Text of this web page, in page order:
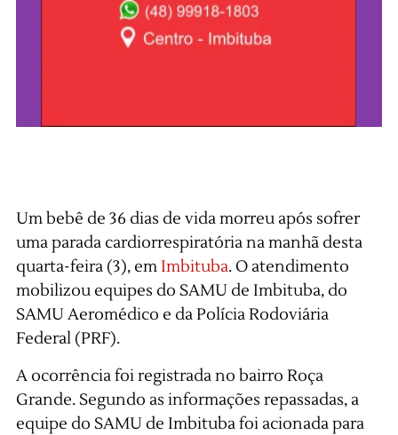
Um bebê de 36 dias de vida morreu após sofrer
uma parada cardiorrespiratória na manhã desta
quarta-feira (3), emImbituba. O atendimento
mobilizou equipes do SAMU de Imbituba, do
SAMU Aeromédico e da Polícia Rodoviária
Federal (PRF).
A ocorrência foi registrada no bairro Roça
Grande. Segundo as informações repassadas, a
equipe do SAMU de Imbituba foi acionada para